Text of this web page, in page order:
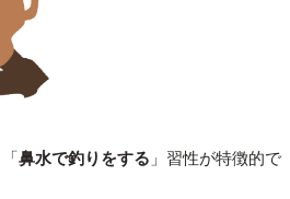
鼻水で釣りをする 」習性が特徴的で